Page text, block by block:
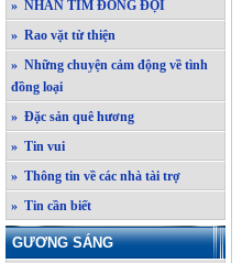
» NHẮN TÌM ĐỒNG ĐỘI
» Rao vặt từ thiện
» Những chuyện cảm động về tình
đồng loại
» Đặc sản quê hương
» Tin vui
» Thông tin về các nhà tài trợ
» Tin cần biết
GƯƠNG SÁNG